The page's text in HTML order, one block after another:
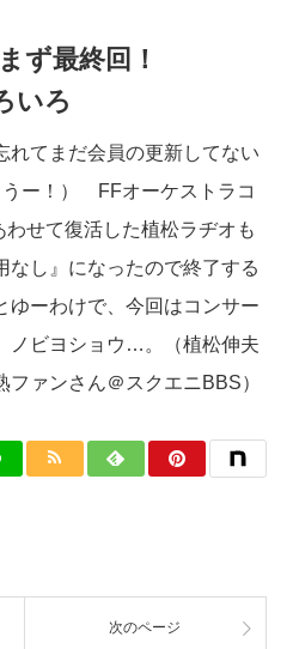
ず最終回！
いろ
れてまだ会員の更新してない
ー！） FFオーケストラコ
せて復活した植松ラヂオも
なし』になったので終了する
ーわけで、今回はコンサー
ノビヨショウ…。（植松伸夫
ァンさん＠スクエニBBS）
次のページ